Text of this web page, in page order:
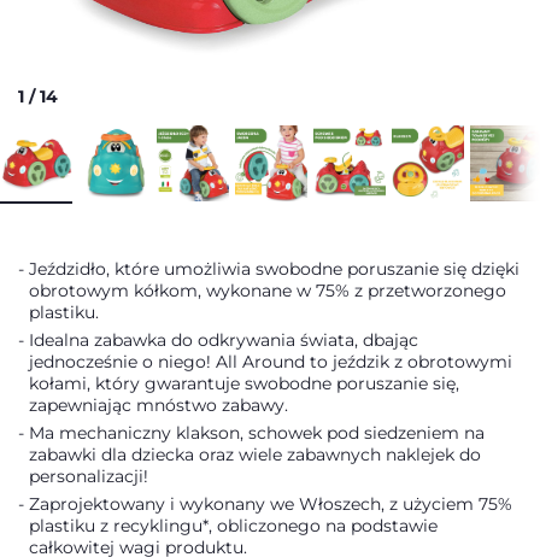
1 /14
Jeździdło, które umożliwia swobodne poruszanie się dzięki
obrotowym kółkom, wykonane w 75% z przetworzonego
plastiku.
Idealna zabawka do odkrywania świata, dbając
jednocześnie o niego! All Around to jeździk z obrotowymi
kołami, który gwarantuje swobodne poruszanie się,
zapewniając mnóstwo zabawy.
Ma mechaniczny klakson, schowek pod siedzeniem na
zabawki dla dziecka oraz wiele zabawnych naklejek do
personalizacji!
Zaprojektowany i wykonany we Włoszech, z użyciem 75%
plastiku z recyklingu*, obliczonego na podstawie
całkowitej wagi produktu.